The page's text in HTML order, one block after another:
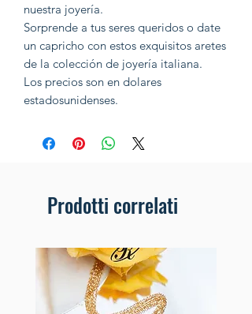
nuestra joyería.
Sorprende a tus seres queridos o date
un capricho con estos exquisitos aretes
de la colección de joyería italiana.
Los precios son en dolares
estadosunidenses.
Prodotti correlati